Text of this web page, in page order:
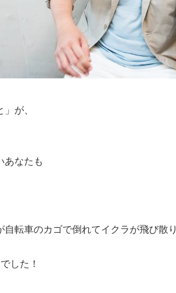
」が、
あなたも
自転車のカゴで倒れてイクラが飛び散
した！